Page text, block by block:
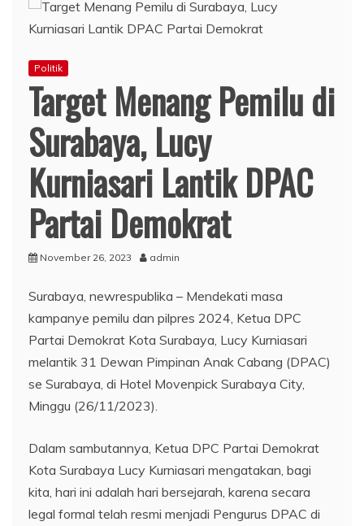
Politik
Target Menang Pemilu di
Surabaya, Lucy
Kurniasari Lantik DPAC
Partai Demokrat
November 26, 2023 admin
Surabaya, newrespublika – Mendekati masa
kampanye pemilu dan pilpres 2024, Ketua DPC
Partai Demokrat Kota Surabaya, Lucy Kurniasari
melantik 31 Dewan Pimpinan Anak Cabang (DPAC)
se Surabaya, di Hotel Movenpick Surabaya City,
Minggu (26/11/2023).
Dalam sambutannya, Ketua DPC Partai Demokrat
Kota Surabaya Lucy Kurniasari mengatakan, bagi
kita, hari ini adalah hari bersejarah, karena secara
legal formal telah resmi menjadi Pengurus DPAC di